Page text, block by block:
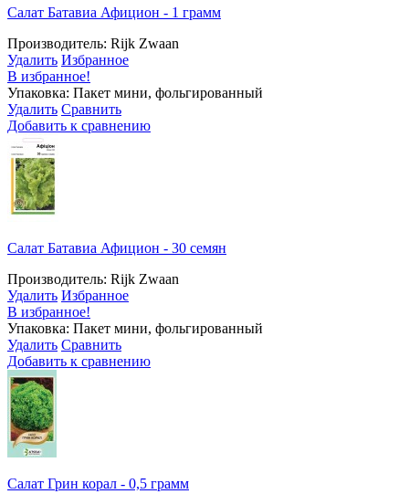
Салат Батавиа Афицион - 1 грамм
Производитель: Rijk Zwaan
Удалить Избранное
В избранное!
Упаковка: Пакет мини, фольгированный
Удалить Сравнить
Добавить к сравнению
Салат Батавиа Афицион - 30 семян
Производитель: Rijk Zwaan
Удалить Избранное
В избранное!
Упаковка: Пакет мини, фольгированный
Удалить Сравнить
Добавить к сравнению
Салат Грин корал - 0,5 грамм